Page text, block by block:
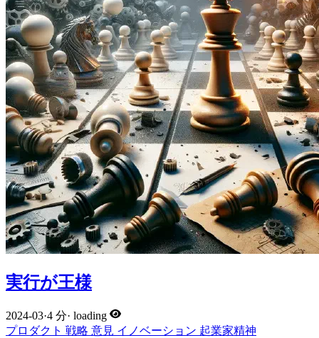
実行が王様
2024-03·4 分· loading
プロダクト 戦略 意見 イノベーション 起業家精神